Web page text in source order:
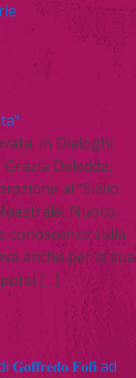
in Dialoghi
Deledda,
al “Silvio
Nuoro,
conoscenze sulla
anche per la sua
[…]
𝐅𝐨𝐟𝐢 ad